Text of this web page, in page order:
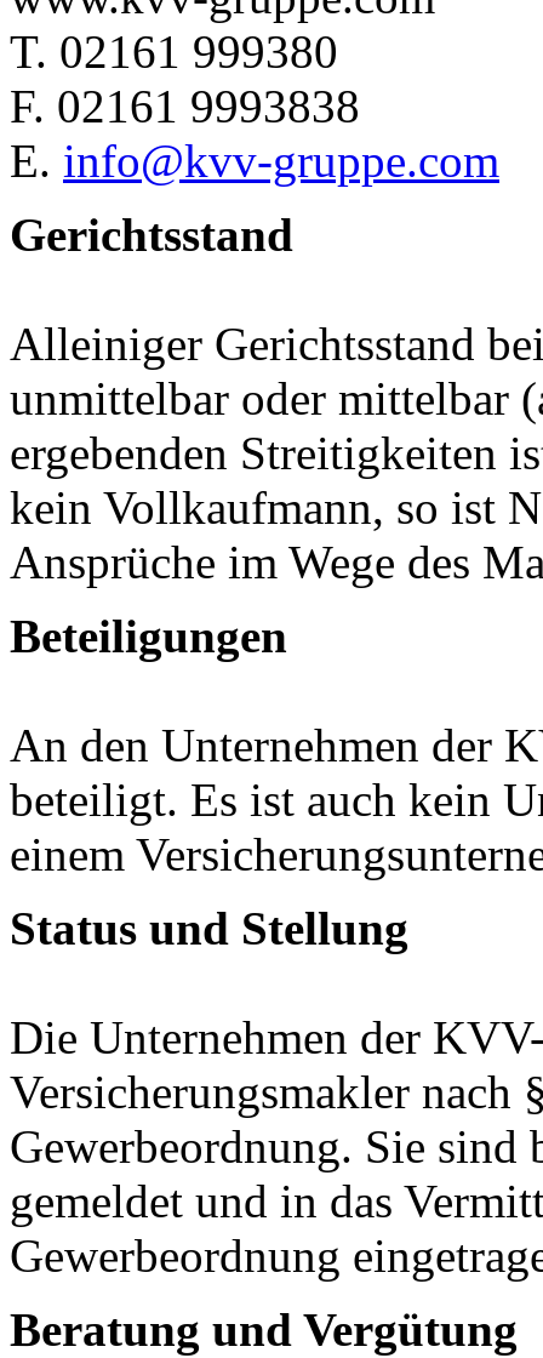
T. 02161 999380
F. 02161 9993838
E. info@kvv-gruppe.com
Gerichtsstand
Alleiniger Gerichtsstand
unmittelbar oder mittelbar
ergebenden Streitigkeiten
kein Vollkaufmann, so ist
Ansprüche im Wege des
Beteiligungen
An den Unternehmen der
beteiligt. Es ist auch kein
einem
Status und Stellung
Die Unternehmen der
Versicherungsmakler nach
Gewerbeordnung. Sie sind
gemeldet und in das
Gewerbeordnung
Beratung und Vergütung